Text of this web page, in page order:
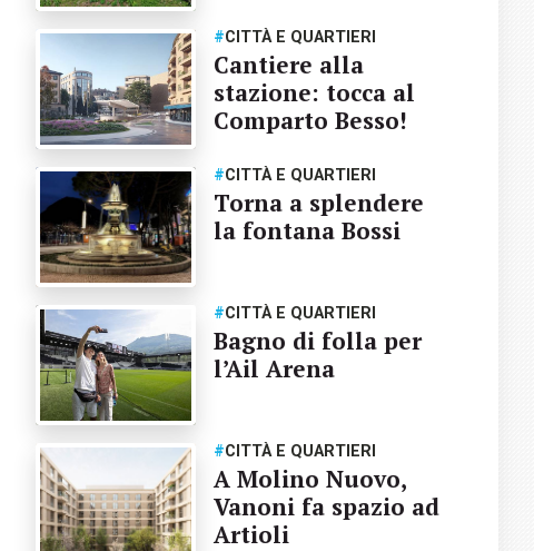
#CITTÀ E QUARTIERI
Cantiere alla
stazione: tocca al
Comparto Besso!
#CITTÀ E QUARTIERI
Torna a splendere
la fontana Bossi
#CITTÀ E QUARTIERI
Bagno di folla per
l’Ail Arena
#CITTÀ E QUARTIERI
A Molino Nuovo,
Vanoni fa spazio ad
Artioli